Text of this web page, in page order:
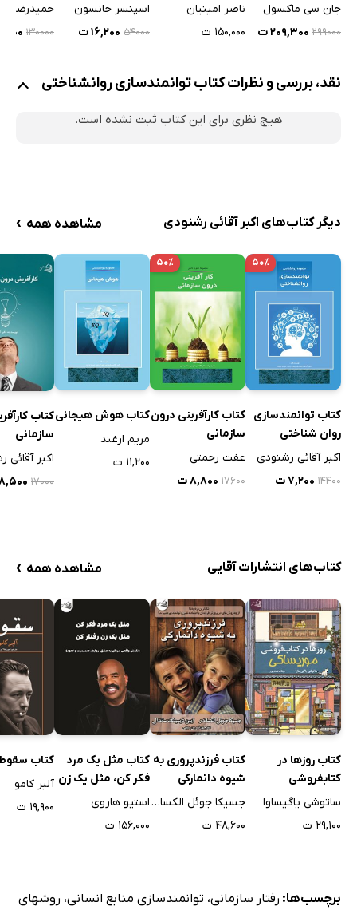
قدرت به‌عنوان یک سازه انگیزشی
ضرورت توانمندسازی
طراحی ساختار سازمان
موانع توانمندسازی در سازمان
منابع
جان سی ماکسول
۲۹۹۰۰۰ ۲۰۹,۳۰۰ ت
ناصر امینیان
۱۵۰,۰۰۰ ت
اسپنسر جانسون
۵۴۰۰۰ ۱۶,۲۰۰ ت ۱۳۰۰۰۰
نقد، بررسی و نظرات کتاب توانمندسازی روانشناختی
هیچ نظری برای این کتاب ثبت نشده است.
دیگر کتاب‌های اکبر آقائی رشنودی مشاهده همه ›
۵۰٪
کتاب توانمندسازی
روان شناختی
اکبر آقائی رشنودی
۱۴۴۰۰ ۷,۲۰۰ ت
۵۰٪
کتاب کارآفرینی درون
سازمانی
عفت رحمتی
۱۷۶۰۰ ۸,۸۰۰ ت
کتاب هوش هیجانی
مریم ارغند
۱۱,۲۰۰ ت
کتاب
سازمانی
اکبر آقائی
۱۷۰۰۰ ۸,۵۰۰
کتاب‌های انتشارات آقایی مشاهده همه ›
کتاب روزها در
کتابفروشی
موریساکی
ساتوشی یاگیساوا
۲۹,۱۰۰ ت
کتاب فرزندپروری به
شیوه دانمارکی
جسیکا جوئل الکساندر
۴۸,۶۰۰ ت
کتاب مثل یک مرد
فکر کن، مثل یک زن
رفتار کن
استیو هاروی
۱۵۶,۰۰۰ ت
کتاب
آلبر کامو
۱۹,۹۰۰ ت
برچسب‌ها: رفتار سازمانی، توانمندسازی منابع انسانی، روشهای